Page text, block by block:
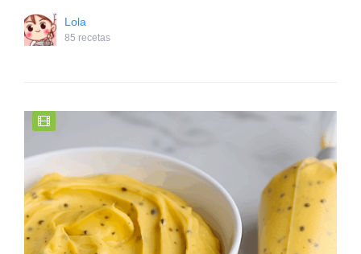
Lola
85 recetas